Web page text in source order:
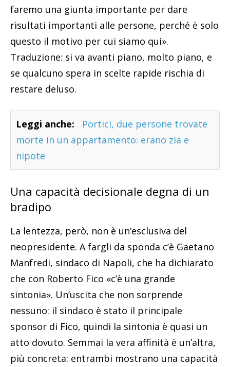
faremo una giunta importante per dare
risultati importanti alle persone, perché è solo
questo il motivo per cui siamo qui».
Traduzione: si va avanti piano, molto piano, e
se qualcuno spera in scelte rapide rischia di
restare deluso.
Leggi anche:
Portici, due persone trovate
morte in un appartamento: erano zia e
nipote
Una capacità decisionale degna di un
bradipo
La lentezza, però, non è un’esclusiva del
neopresidente. A fargli da sponda c’è Gaetano
Manfredi, sindaco di Napoli, che ha dichiarato
che con Roberto Fico «c’è una grande
sintonia». Un’uscita che non sorprende
nessuno: il sindaco è stato il principale
sponsor di Fico, quindi la sintonia è quasi un
atto dovuto. Semmai la vera affinità è un’altra,
più concreta: entrambi mostrano una capacità